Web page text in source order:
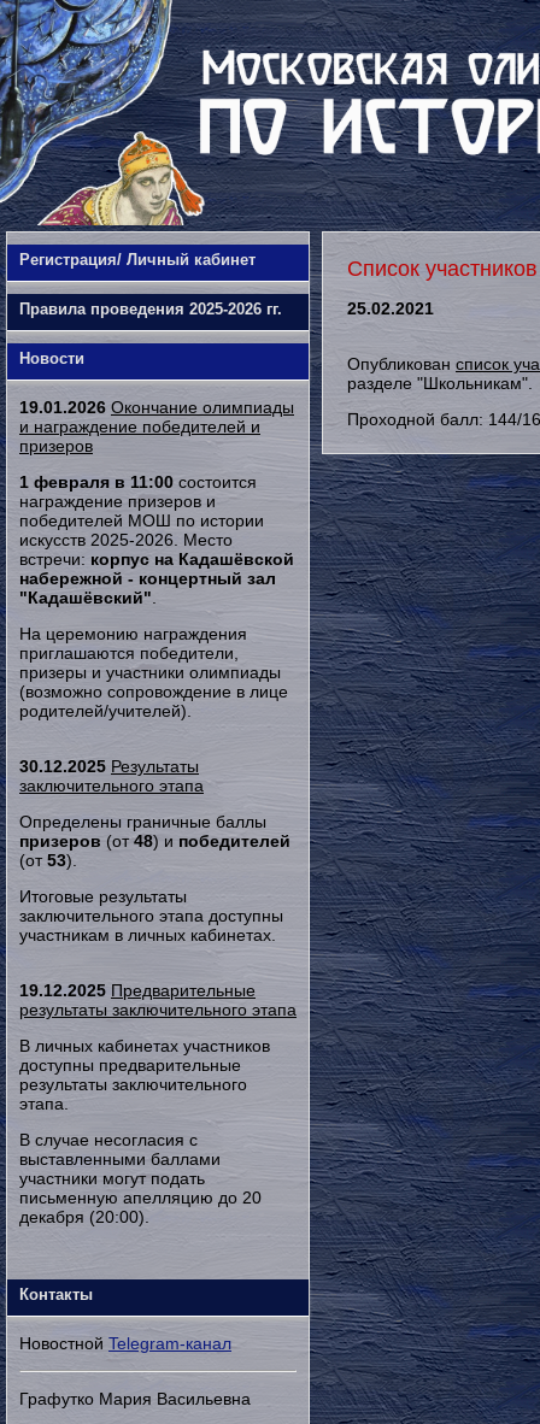
Регистрация/ Личный кабинет
Правила проведения 2025-2026 гг.
Новости
19.01.2026 Окончание олимпиады
и награждение победителей и
призеров
1 февраля в 11:00 состоится
награждение призеров и
победителей МОШ по истории
искусств 2025-2026. Место
встречи: корпус на Кадашёвской
набережной - концертный зал
"Кадашёвский"
На церемонию награждения
приглашаются победители,
призеры и участники олимпиады
(возможно сопровождение в лице
родителей/учителей).
30.12.2025 Результаты
заключительного этапа
Определены граничные баллы
призеров (от48) и победителей
(от53).
Итоговые результаты
заключительного этапа доступны
участникам в личных кабинетах.
19.12.2025 Предварительные
результаты заключительного этапа
В личных кабинетах участников
доступны предварительные
результаты заключительного
этапа.
В случае несогласия с
выставленными баллами
участники могут подать
письменную апелляцию до 20
декабря (20:00).
Контакты
Новостной Telegram-канал
Графутко Мария Васильевна
Список
25.02.2021
Опубликован список
разделе "Школьникам".
Проходной балл: 144/